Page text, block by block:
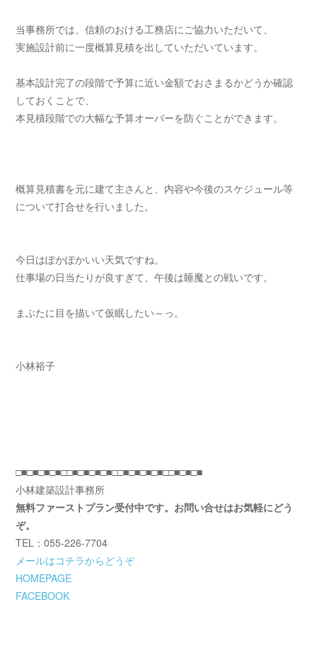
当事務所では、信頼のおける工務店にご協力いただいて、
実施設計前に一度概算見積を出していただいています。
基本設計完了の段階で予算に近い金額でおさまるかどうか確認
しておくことで、
本見積段階での大幅な予算オーバーを防ぐことができます。
概算見積書を元に建て主さんと、内容や今後のスケジュール等
について打合せを行いました。
今日はぽかぽかいい天気ですね。
仕事場の日当たりが良すぎて、午後は睡魔との戦いです。
まぶたに目を描いて仮眠したい～っ。
小林裕子
□■□■□■□■□□■□■□■□■□□■□■□■□■□□■□■□■
小林建築設計事務所
無料ファーストプラン受付中です。お問い合せはお気軽にどう
ぞ。
TEL：055-226-7704
メールはコチラからどうぞ
HOMEPAGE
FACEBOOK